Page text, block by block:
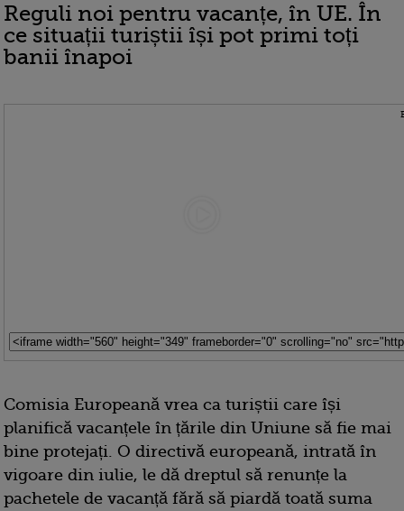
Reguli noi pentru vacanțe, în UE. În
ce situații turiștii își pot primi toți
banii înapoi
Comisia Europeană vrea ca turiștii care își
planifică vacanțele în țările din Uniune să fie mai
bine protejați. O directivă europeană, intrată în
vigoare din iulie, le dă dreptul să renunțe la
pachetele de vacanță fără să piardă toată suma